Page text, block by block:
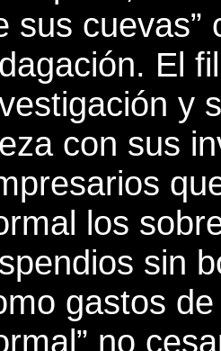
sus cuevas”
El
y
con sus
los
sin
gastos
no